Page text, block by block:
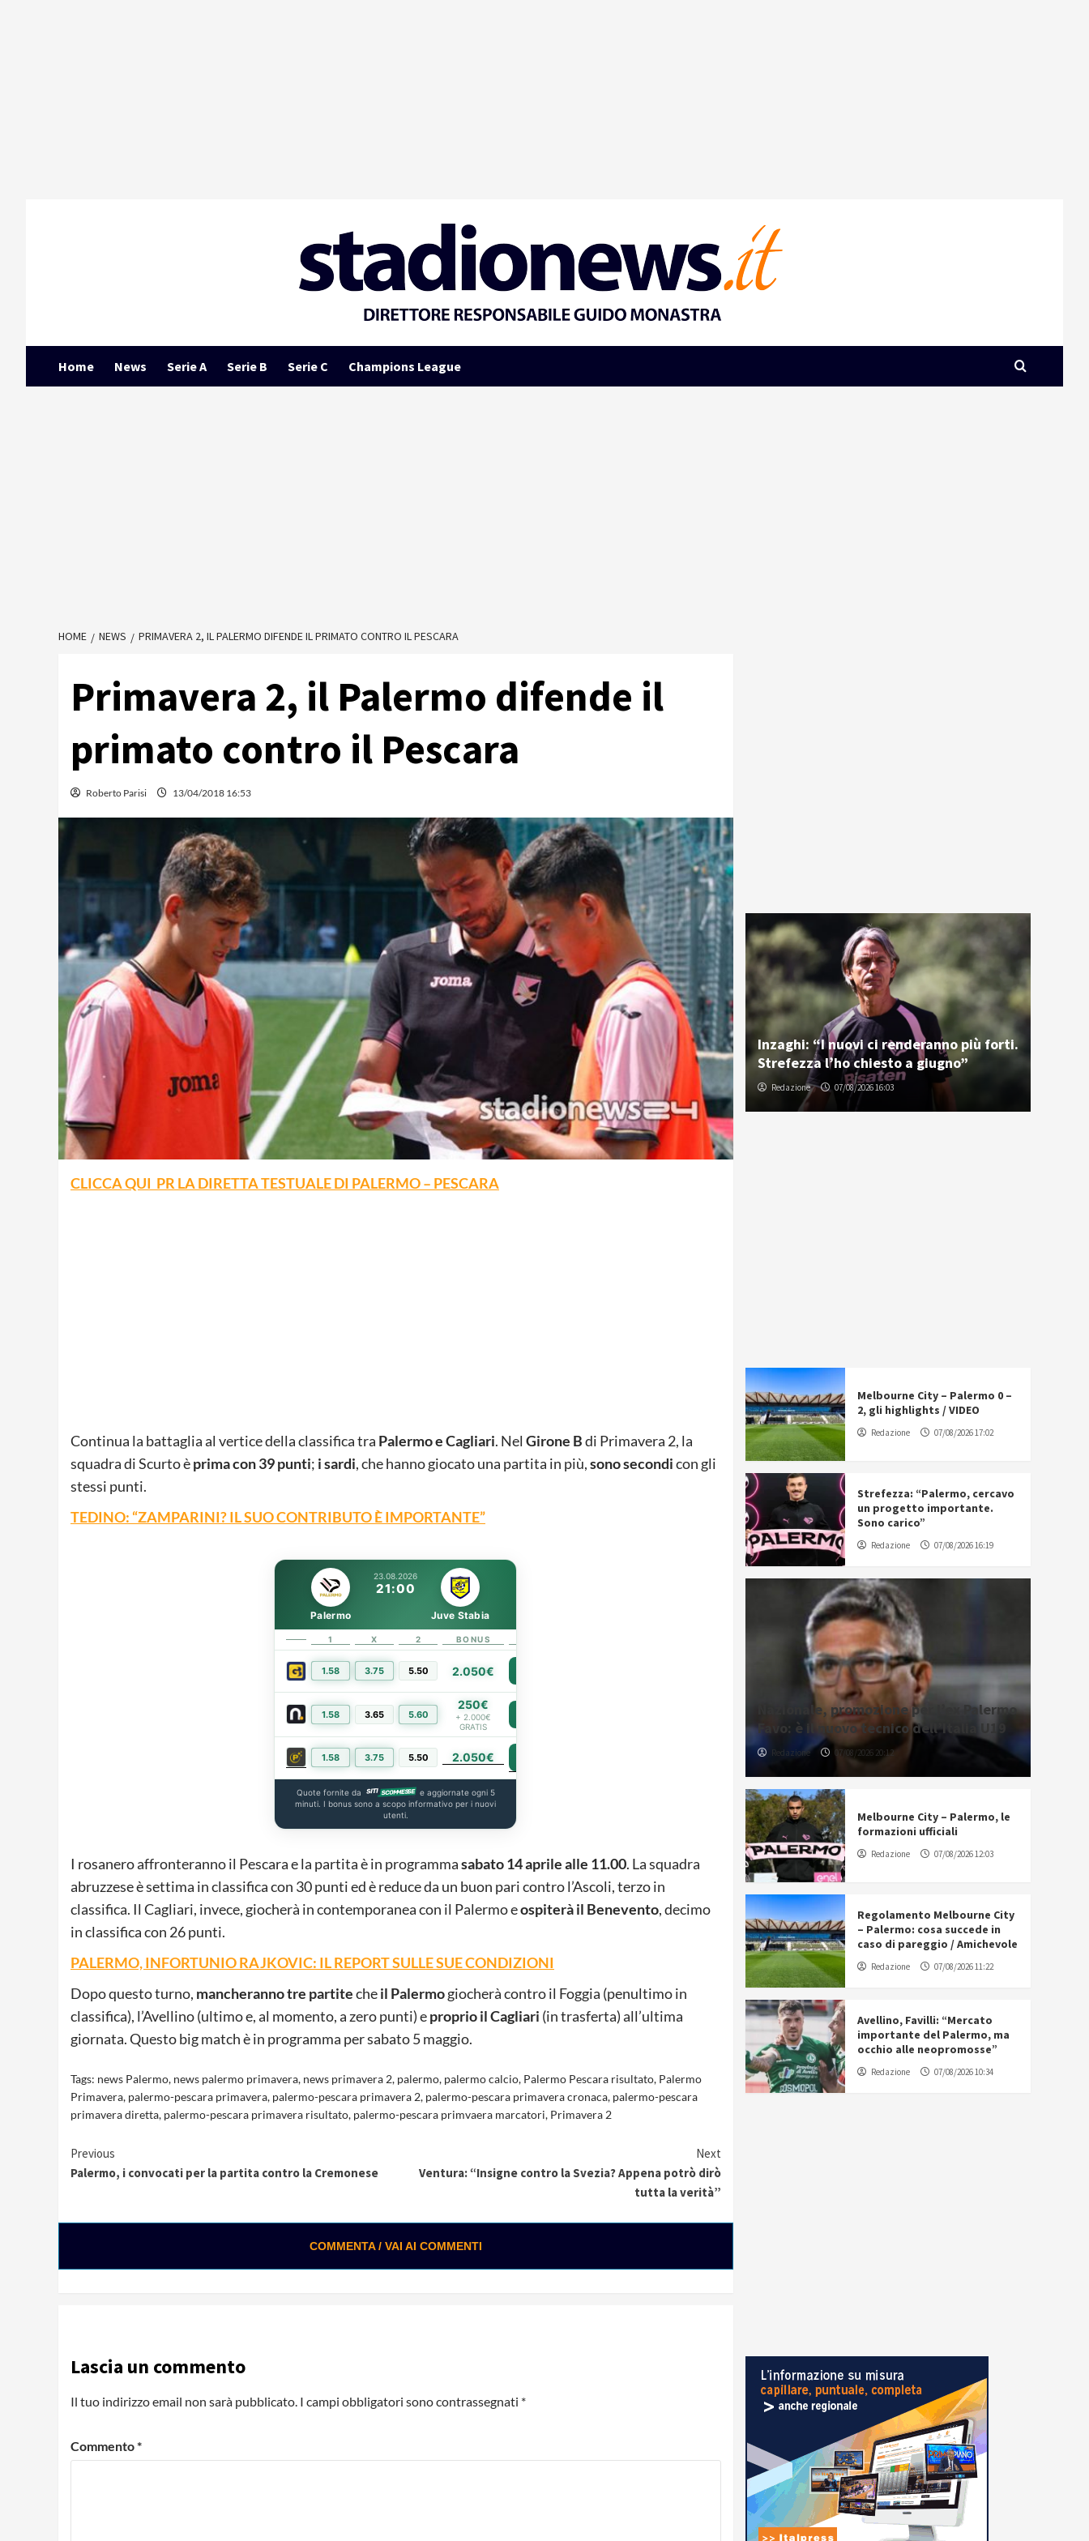
Home News Serie A Serie B Serie C Champions League
HOME NEWS PRIMAVERA 2, IL PALERMO DIFENDE IL PRIMATO CONTRO IL PESCARA
Primavera 2, il Palermo difende il
primato contro il Pescara
Roberto Parisi 13/04/2018 16:53
CLICCA QUI PR LA DIRETTA TESTUALE DI PALERMO – PESCARA
Continua la battaglia al vertice della classifica tra Palermo e Cagliari. Nel Girone Bdi Primavera 2, la
squadra di Scurto èprima con 39 punti; i sardi, che hanno giocato una partita in più,sono secondicon gli
stessi punti.
TEDINO: “ZAMPARINI? IL SUO CONTRIBUTO È IMPORTANTE”
23.08.2026
21:00
Palermo Juve Stabia
1 X 2 BONUS
1.58 3.75 5.50 2.050€
1.58 3.65 5.60
250€
+ 2.000€
GRATIS
1.58 3.75 5.50 2.050€
Quote fornite da
e aggiornate ogni 5
minuti. I bonus sono a scopo informativo per i nuovi
utenti.
I rosanero affronteranno il Pescara e la partita è in programmasabato 14 aprile alle 11.00. La squadra
abruzzese è settima in classifica con 30 punti ed è reduce da un buon pari contro l’Ascoli, terzo in
classifica. Il Cagliari, invece, giocherà in contemporanea con il Palermo eospiterà il Benevento, decimo
in classifica con 26 punti.
PALERMO, INFORTUNIO RAJKOVIC: IL REPORT SULLE SUE CONDIZIONI
Dopo questo turno, mancheranno tre partitecheil Palermogiocherà contro il Foggia (penultimo in
classifica), l’Avellino (ultimo e, al momento, a zero punti) eproprio il Cagliari (in trasferta) all’ultima
giornata. Questo big match è in programma per sabato 5 maggio.
Tags: news Palermo, news palermo primavera, news primavera 2, palermo, palermo calcio, Palermo Pescara risultato, Palermo
Primavera, palermo-pescara primavera, palermo-pescara primavera 2, palermo-pescara primavera cronaca, palermo-pescara
primavera diretta, palermo-pescara primavera risultato, palermo-pescara primvaera marcatori, Primavera 2
Continue
Reading
Previous
Palermo, i convocati per la partita contro la Cremonese
Next
Ventura: “Insigne contro la Svezia? Appena potrò dirò
tutta la verità”
COMMENTA / VAI AI COMMENTI
Lascia un commento
Il tuo indirizzo email non sarà pubblicato. I campi obbligatori sono contrassegnati *
Commento*
Inzaghi: “I nuovi ci renderanno più forti.
Strefezza l’ho chiesto a giugno”
Redazione 07/08/2026 16:03
Melbourne City – Palermo 0 –
2, gli highlights / VIDEO
Redazione 07/08/2026 17:02
Strefezza: “Palermo, cercavo
un progetto importante.
Sono carico”
Redazione 07/08/2026 16:19
Nazionale, promozione per l’ex Palermo
Favo: è il nuovo tecnico dell’Italia U19
Redazione 07/08/2026 20:12
Melbourne City – Palermo, le
formazioni ufficiali
Redazione 07/08/2026 12:03
Regolamento Melbourne City
– Palermo: cosa succede in
caso di pareggio / Amichevole
Redazione 07/08/2026 11:22
Avellino, Favilli: “Mercato
importante del Palermo, ma
occhio alle neopromosse”
Redazione 07/08/2026 10:34